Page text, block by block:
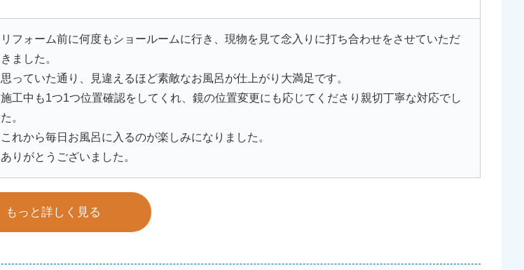
リフォーム前に何度もショールームに行き、現物を見て念入りに打ち合わせをさせていただ
きました。
思っていた通り、見違えるほど素敵なお風呂が仕上がり大満足です。
施工中も1つ1つ位置確認をしてくれ、鏡の位置変更にも応じてくださり親切丁寧な対応でし
た。
これから毎日お風呂に入るのが楽しみになりました。
ありがとうございました。
もっと詳しく見る